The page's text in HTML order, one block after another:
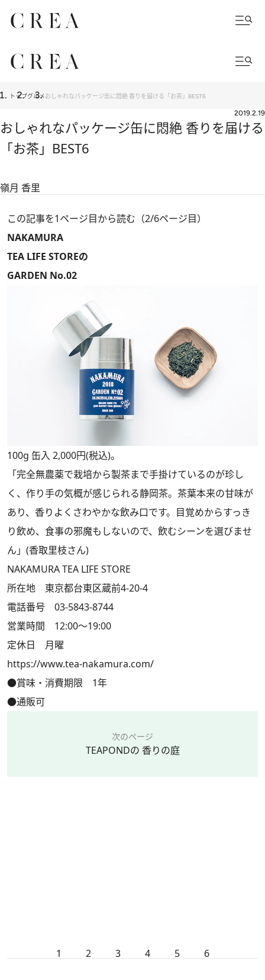
トップグルメおしゃれなパッケージ缶に悶絶 香りを届ける「お茶」BEST6
2019.2.19
おしゃれなパッケージ缶に悶絶 香りを届ける
「お茶」BEST6
嶺月 香里
この記事を1ページ目から読む（2/6ページ目）
NAKAMURA
TEA LIFE STOREの
GARDEN No.02
100g 缶入 2,000円(税込)。
「完全無農薬で栽培から製茶まで手掛けているのが珍し
く、作り手の気概が感じられる静岡茶。茶葉本来の甘味が
あり、香りよくさわやかな飲み口です。目覚めからすっき
り飲め、食事の邪魔もしないので、飲むシーンを選びませ
ん」(香取里枝さん)
NAKAMURA TEA LIFE STORE
所在地 東京都台東区蔵前4-20-4
電話番号 03-5843-8744
営業時間 12:00～19:00
定休日 月曜
https://www.tea-nakamura.com/
●賞味・消費期限 1年
●通販可
次のページ
TEAPONDの 香りの庭
1 2 3 4 5 6